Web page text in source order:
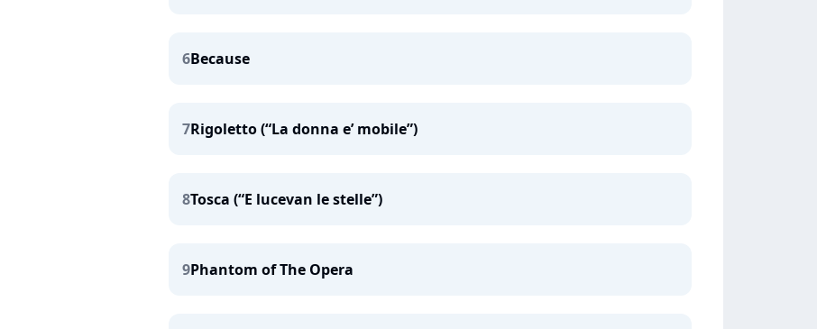
6Because
7Rigoletto (“La donna e’ mobile”)
8Tosca (“E lucevan le stelle”)
9Phantom of The Opera